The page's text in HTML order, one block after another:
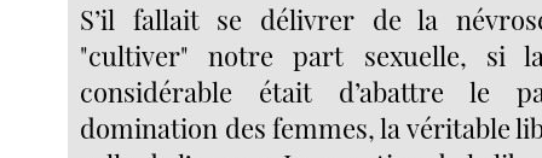
S’il fallait se délivrer de la
"cultiver" notre part sexuelle, si
considérable était d’abattre le
domination des femmes, la véritable